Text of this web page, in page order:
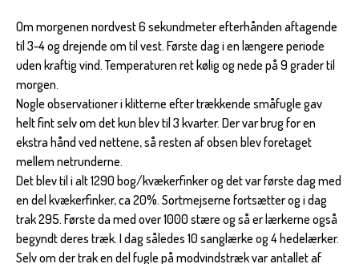
Om morgenen nordvest 6 sekundmeter efterhånden aftagende
til 3-4 og drejende om til vest. Første dag i en længere periode
uden kraftig vind. Temperaturen ret kølig og nede på 9 grader til
morgen.
Nogle observationer i klitterne efter trækkende småfugle gav
helt fint selv om det kun blev til 3 kvarter. Der var brug for en
ekstra hånd ved nettene, så resten af obsen blev foretaget
mellem netrunderne.
Det blev til i alt 1290 bog/kvækerfinker og det var første dag med
en del kvækerfinker, ca 20%. Sortmejserne fortsætter og i dag
trak 295. Første da med over 1000 stære og så er lærkerne også
begyndt deres træk. I dag således 10 sanglærke og 4 hedelærker.
Selv om der trak en del fugle på modvindstræk var antallet af